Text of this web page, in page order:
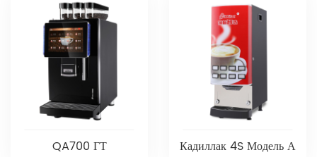
QA700 ГТ Кадиллак 4S Модель А